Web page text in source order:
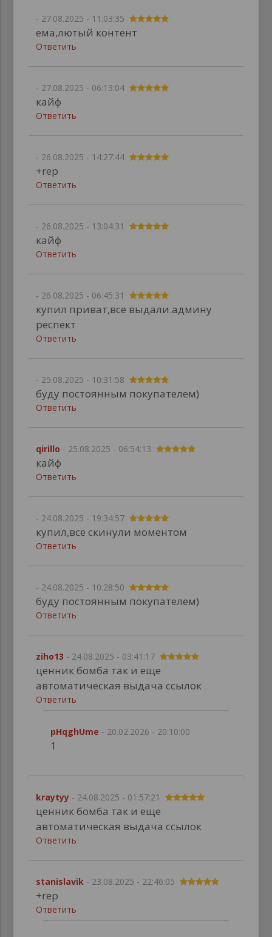
- 27.08.2025 - 11:03:35
ема,лютый контент
Ответить
- 27.08.2025 - 06:13:04
кайф
Ответить
- 26.08.2025 - 14:27:44
+rep
Ответить
- 26.08.2025 - 13:04:31
кайф
Ответить
- 26.08.2025 - 06:45:31
купил приват,все выдали.админу
респект
Ответить
- 25.08.2025 - 10:31:58
буду постоянным покупателем)
Ответить
qirillo - 25.08.2025 - 06:54:13
кайф
Ответить
- 24.08.2025 - 19:34:57
купил,все скинули моментом
Ответить
- 24.08.2025 - 10:28:50
буду постоянным покупателем)
Ответить
ziho13 - 24.08.2025 - 03:41:17
ценник бомба так и еще
автоматическая выдача ссылок
Ответить
pHqghUme - 20.02.2026 - 20:10:00
1
kraytyy - 24.08.2025 - 01:57:21
ценник бомба так и еще
автоматическая выдача ссылок
Ответить
stanislavik - 23.08.2025 - 22:46:05
+rep
Ответить